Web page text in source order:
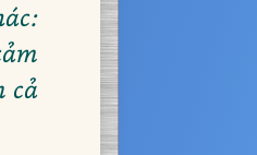
cả